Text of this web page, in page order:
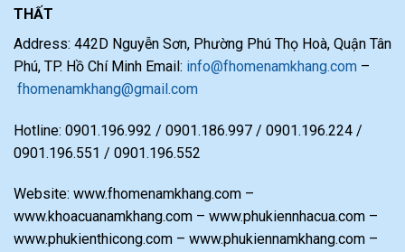
THẤT
Address: 442D Nguyễn Sơn, Phường Phú Thọ Hoà, Quận Tân
Phú, TP. Hồ Chí Minh Email: info@fhomenamkhang.com –
fhomenamkhang@gmail.com
Hotline: 0901.196.992 / 0901.186.997 / 0901.196.224 /
0901.196.551 / 0901.196.552
Website: www.fhomenamkhang.com –
www.khoacuanamkhang.com – www.phukiennhacua.com –
www.phukienthicong.com – www.phukiennamkhang.com –